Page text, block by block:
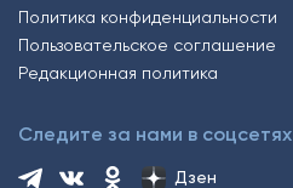
Политика конфиденциальности
Пользовательское соглашение
Редакционная политика
Следите за нами в соцсетях
Дзен